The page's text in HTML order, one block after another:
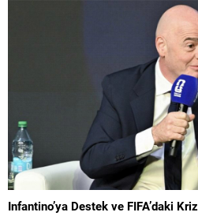
Infantino’ya Destek ve FIFA’daki Kriz